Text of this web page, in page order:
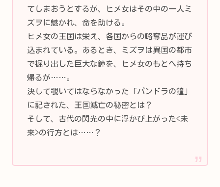
てしまおうとするが、ヒメ女はその中の一人ミ
ズヲに魅かれ、命を助ける。
ヒメ女の王国は栄え、各国からの略奪品が運び
込まれている。あるとき、ミズヲは異国の都市
で掘り出した巨大な鐘を、ヒメ女のもとへ持ち
帰るが……。
決して覗いてはならなかった「パンドラの鐘」
に記された、王国滅亡の秘密とは？
そして、古代の閃光の中に浮かび上がった<未
来>の行方とは……？